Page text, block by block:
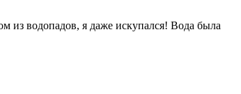
из водопадов, я даже искупался! Вода была